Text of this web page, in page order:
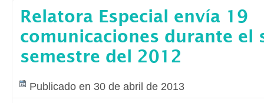
Relatora Especial envía 19
comunicaciones durante el
semestre del 2012
Publicado en 30 de abril de 2013